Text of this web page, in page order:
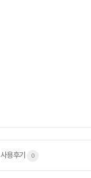
사용후기 0